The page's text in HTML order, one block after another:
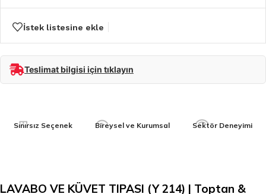
İstek listesine ekle
Teslimat bilgisi için tıklayın
Sınırsız Seçenek Bireysel ve Kurumsal Sektör Deneyimi
LAVABO VE KÜVET TIPASI (Y 214) | Toptan &